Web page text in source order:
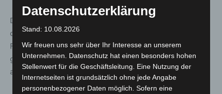
Die anhaltende Trockenheit sorgt bereits jetzt für eine
deutlich erhöhte Brandgefahr. Beim Umgang mit offenem
Feuer oder beim Grillen im Freien ist größte Vorsicht
geboten – schon ein einzelner Funke kann einen Brand
auslösen.
Datenschutzerklärung
Stand: 10.08.2026
Wir freuen uns sehr über Ihr Interesse an unserem
Unternehmen. Datenschutz hat einen besonders hohen
Stellenwert für die Geschäftsleitung. Eine Nutzung der
Internetseiten ist grundsätzlich ohne jede Angabe
personenbezogener Daten möglich. Sofern eine